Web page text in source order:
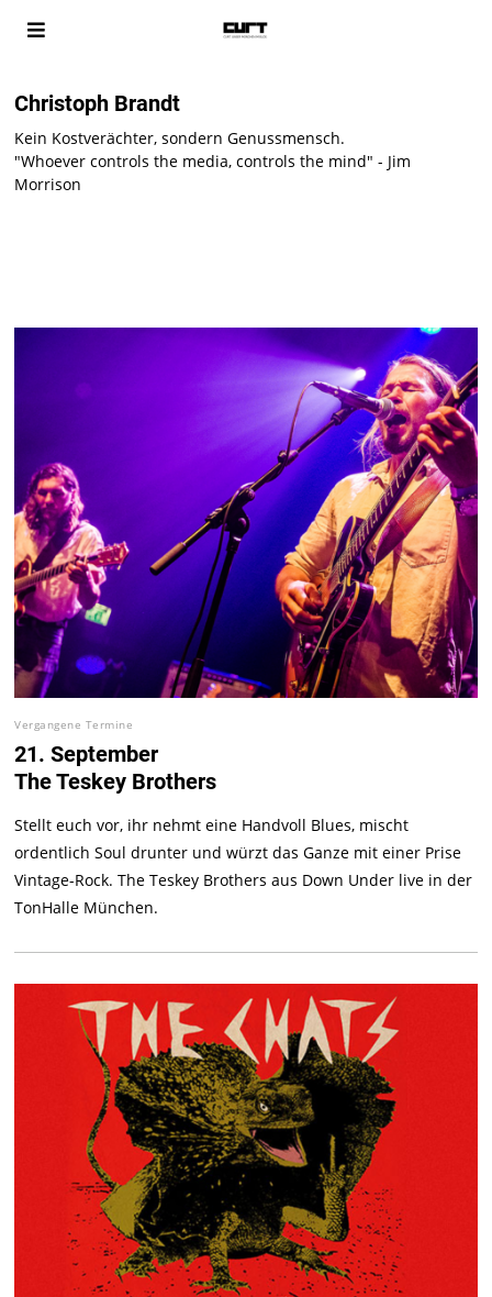
Christoph Brandt
Kein Kostverächter, sondern Genussmensch.
"Whoever controls the media, controls the mind" - Jim
Morrison
Vergangene Termine
21. September
The Teskey Brothers
Stellt euch vor, ihr nehmt eine Handvoll Blues, mischt
ordentlich Soul drunter und würzt das Ganze mit einer Prise
Vintage-Rock. The Teskey Brothers aus Down Under live in der
TonHalle München.